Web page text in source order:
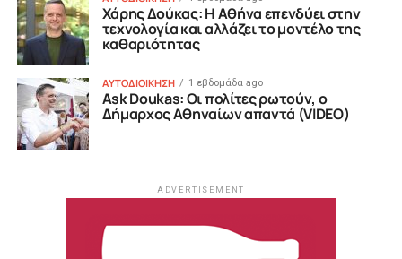
Χάρης Δούκας: Η Αθήνα επενδύει στην
τεχνολογία και αλλάζει το μοντέλο της
καθαριότητας
ΑΥΤΟΔΙΟΙΚΗΣΗ 1 εβδομάδα ago
Ask Doukas: Οι πολίτες ρωτούν, ο
Δήμαρχος Αθηναίων απαντά (VIDEO)
ADVERTISEMENT